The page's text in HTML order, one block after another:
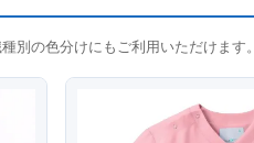
別の色分けにもご利用いただけます。